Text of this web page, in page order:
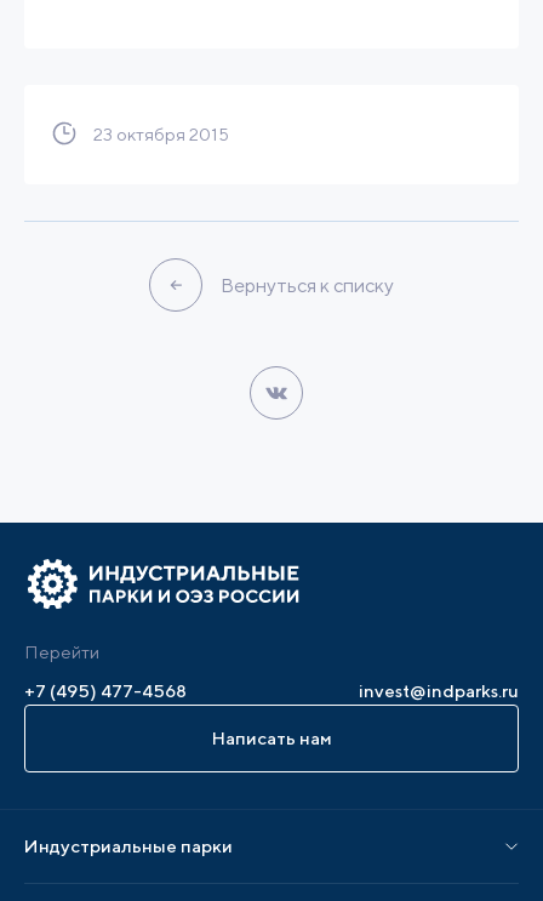
23 октября 2015
Вернуться к списку
Перейти
+7 (495) 477-4568
invest@indparks.ru
Написать нам
Индустриальные парки